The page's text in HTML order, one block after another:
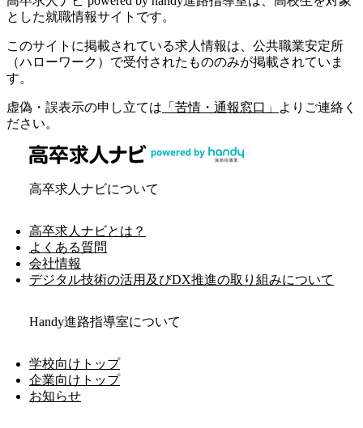
とした就職情報サイトです。
このサイトに掲載されている求人情報は、公共職業安定所
（ハローワーク）で受付されたもののみが掲載されていま
す。
虚偽・誤表示の申し立ては 「苦情・通報窓口」
よりご連絡く
ださい。
高卒求人ナビについて
高卒求人ナビとは？
よくある質問
会社情報
デジタル技術の活用及びDX推進の取り組みについて
Handy進路指導室について
学校向けトップ
企業向けトップ
お知らせ